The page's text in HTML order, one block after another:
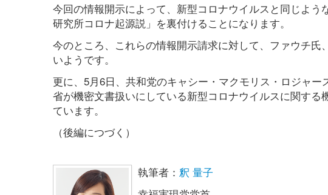
今回の情報開示によって、新型コロナウイルスと同じよ
研究所コロナ起源説」を裏付けることになります。
今のところ、これらの情報開示請求に対して、ファウチ
いようです。
更に、5月6日、共和党のキャシー・マクモリス・ロジャ
省が機密文書扱いにしている新型コロナウイルスに関す
ています。
（後編につづく）
執筆者： 釈 量子